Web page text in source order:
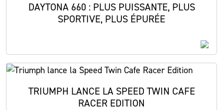
DAYTONA 660 : PLUS PUISSANTE, PLUS
SPORTIVE, PLUS ÉPURÉE
TRIUMPH LANCE LA SPEED TWIN CAFE
RACER EDITION